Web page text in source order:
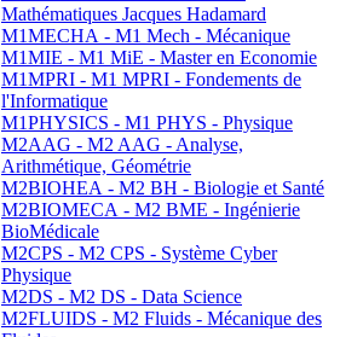
Mathématiques Jacques Hadamard
M1MECHA - M1 Mech - Mécanique
M1MIE - M1 MiE - Master en Economie
M1MPRI - M1 MPRI - Fondements de
l'Informatique
M1PHYSICS - M1 PHYS - Physique
M2AAG - M2 AAG - Analyse,
Arithmétique, Géométrie
M2BIOHEA - M2 BH - Biologie et Santé
M2BIOMECA - M2 BME - Ingénierie
BioMédicale
M2CPS - M2 CPS - Système Cyber
Physique
M2DS - M2 DS - Data Science
M2FLUIDS - M2 Fluids - Mécanique des